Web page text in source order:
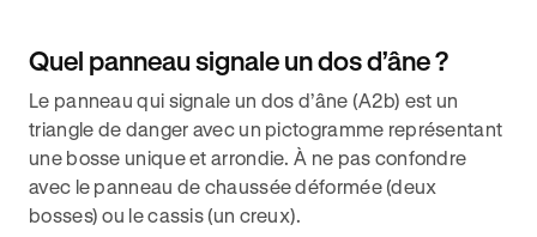
Quel panneau signale un dos d’âne ?
Le panneau qui signale un dos d’âne (A2b) est un
triangle de danger avec un pictogramme représentant
une bosse unique et arrondie. À ne pas confondre
avec le panneau de chaussée déformée (deux
bosses) ou le cassis (un creux).